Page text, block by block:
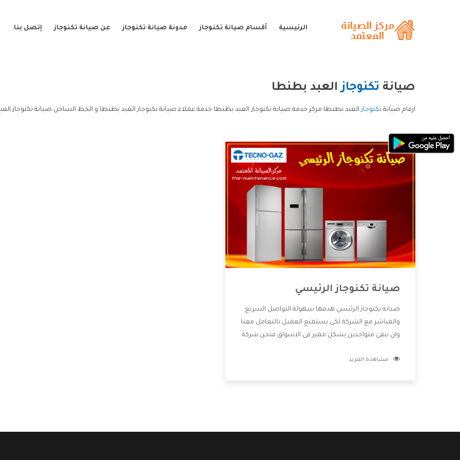
الرئيسية أقسام صيانة تكنوجاز مدونة صيانة تكنوجاز عن صيانة تكنوجاز إتصل بنا
صيانة تكنوجازالعبد بطنطا
ارقام صيانة تكنوجازالعبد بطنطا مركز خدمة صيانة تكنوجاز العبد بطنطا خدمة عملاء صيانة تكنوجاز العبد بطنطا و الخط الساخن صيانة تكنوجاز
صيانة تكنوجاز الرئيسي
صيانة تكنوجاز الرئيسي هدفها سهولة التواصل السريع
والمباشر مع الشركة لكى يستمتع العميل بالتعامل معنا
وان نبقى متواجدين بشكل مميز فى الاسواق فنحن شركة
بالخدمات التى تنفرد الشركة بها والتى تكون منها خدمة
مشاهدة المزيد